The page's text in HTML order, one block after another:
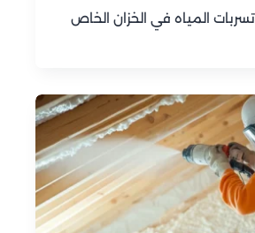
المياه في الخزان الخاص